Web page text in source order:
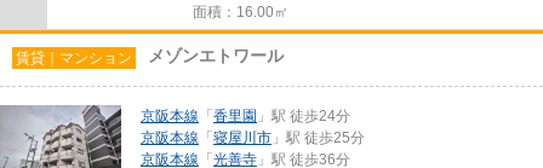
面積：16.00㎡
賃貸｜マンション メゾンエトワール
京阪本線 「 香里園 」駅 徒歩24分
京阪本線 「 寝屋川市 」駅 徒歩25分
京阪本線 「 光善寺 」駅 徒歩36分